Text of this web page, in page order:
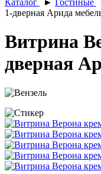
1-дверная Арида
Витрина
дверная